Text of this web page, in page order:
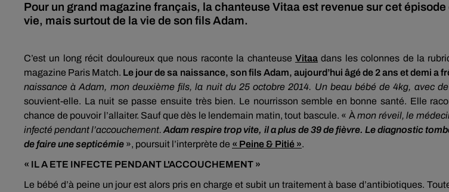
Pour un grand magazine français, la chanteuse Vitaa est revenue sur cet
vie, mais surtout de la vie de son fils Adam.
C’est un long récit douloureux que nous raconte la chanteuse Vitaa dans les colonnes de la
magazine Paris Match. Le jour de sa naissance, son fils Adam, aujourd’hui âgé de 2 ans et demi a
naissance à Adam, mon deuxième fils, la nuit du 25 octobre 2014. Un beau bébé de 4kg, avec
souvient-elle. La nuit se passe ensuite très bien. Le nourrisson semble en bonne santé. Elle
chance de pouvoir l’allaiter. Sauf que dès le lendemain matin, tout bascule. « Àmon réveil, le
infecté pendant l’accouchement.Adam respire trop vite, il a plus de 39 de fièvre. Le diagnostic
de faire une septicémie », poursuit l’interprète de « Peine & Pitié ».
« IL A ETE INFECTE PENDANT L'ACCOUCHEMENT »
Le bébé d’à peine un jour est alors pris en charge et subit un traitement à base d’antibiotiques.